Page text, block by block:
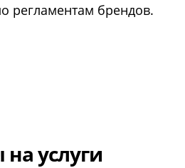
регламентам брендов.
услуги